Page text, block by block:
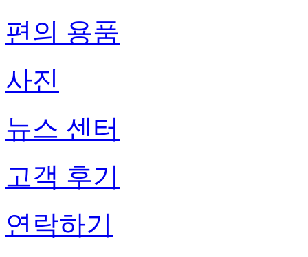
편의 용품
사진
뉴스 센터
고객 후기
연락하기